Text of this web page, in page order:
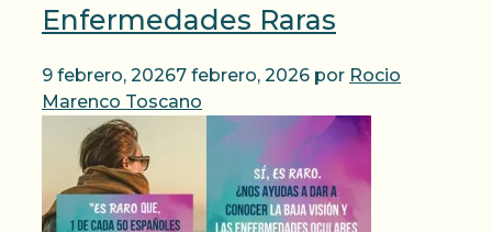
Enfermedades Raras
9 febrero, 20267 febrero, 2026 por Rocio
Marenco Toscano